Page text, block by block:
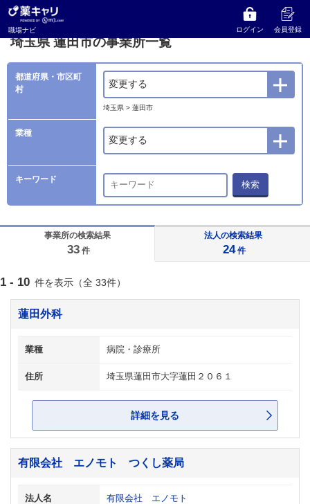
職場ナビ ログイン 会員登録
薬キャリ 職場ナビ 蓮田市の事業所一覧
埼玉県 蓮田市の事業所一覧
都道府県・市区町
村
変更する
埼玉県 > 蓮田市
業種
変更する
キーワード 検索
事業所の検索結果
33 件
法人の検索結果
24 件
1 - 10 件を表示（全 33件）
蓮田外科
業種 病院・診療所
住所 埼玉県蓮田市大字蓮田２０６１
詳細を見る
有限会社 エノモト つくし薬局
法人名 有限会社 エノモト